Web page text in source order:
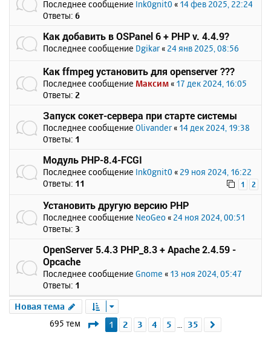
Последнее сообщение Ink0gnit0 « 14 фев 2025, 22:24
Ответы: 6
Как добавить в OSPanel 6 + PHP v. 4.4.9?
Последнее сообщение Dgikar « 24 янв 2025, 08:56
Как ffmpeg установить для openserver ???
Последнее сообщение Максим « 17 дек 2024, 16:05
Ответы: 2
Запуск сокет-сервера при старте системы
Последнее сообщение Olivander « 14 дек 2024, 19:38
Ответы: 1
Модуль PHP-8.4-FCGI
Последнее сообщение Ink0gnit0 « 29 ноя 2024, 16:22
Ответы: 11 1 2
Установить другую версию PHP
Последнее сообщение NeoGeo « 24 ноя 2024, 00:51
Ответы: 3
OpenServer 5.4.3 PHP_8.3 + Apache 2.4.59 -
Opcache
Последнее сообщение Gnome « 13 ноя 2024, 05:47
Ответы: 1
Новая тема
695 тем Страница1 из 35
1 2 3 4 5 35